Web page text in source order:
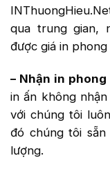
qua trung gian,
được giá in
– Nhận in
in ấn không
với chúng tôi
đó chúng tôi
lượng.